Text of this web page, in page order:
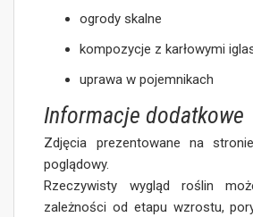
ogrody skalne
kompozycje z karłowymi
uprawa w pojemnikach
Informacje dodatkowe
Zdjęcia prezentowane na
poglądowy.
Rzeczywisty wygląd roślin
zależności od etapu wzrostu,